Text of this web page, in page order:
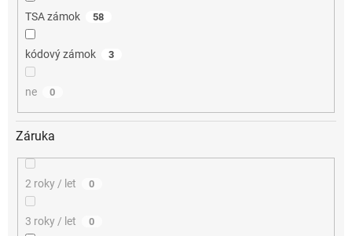
TSA zámok 58
kódový zámok 3
ne 0
Záruka
2 roky / let 0
3 roky / let 0